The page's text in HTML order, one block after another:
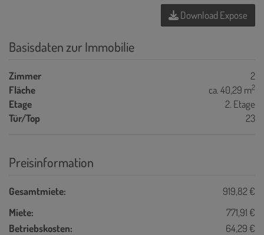
Download Expose
Basisdaten zur Immobilie
Zimmer
2
Fläche
ca. 40,29 m2
Etage
2. Etage
Tür/Top
23
Preisinformation
Gesamtmiete:
919,82 €
Miete:
771,91 €
Betriebskosten:
64,29 €